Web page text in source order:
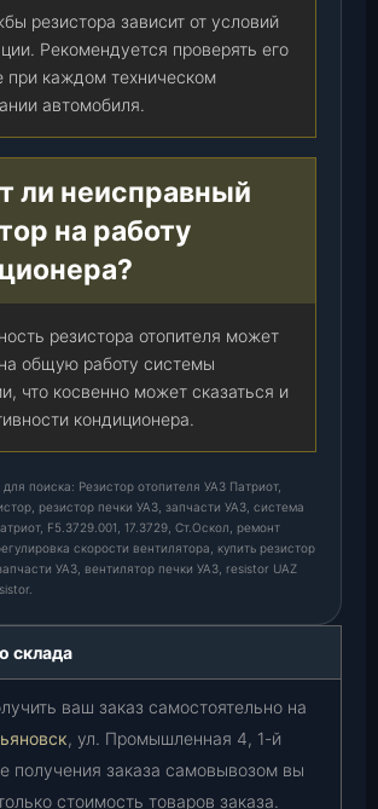
резистора зависит от условий
Рекомендуется проверять его
при каждом техническом
автомобиля.
ли неисправный
на работу
резистора отопителя может
общую работу системы
что косвенно может сказаться и
кондиционера.
поиска: Резистор отопителя УАЗ Патриот,
резистор печки УАЗ, запчасти УАЗ, система
F5.3729.001, 17.3729, Ст.Оскол, ремонт
скорости вентилятора, купить резистор
УАЗ, вентилятор печки УАЗ, resistor UAZ
склада
ваш заказ самостоятельно на
, ул. Промышленная 4, 1-й
получения заказа самовывозом вы
стоимость товаров заказа.